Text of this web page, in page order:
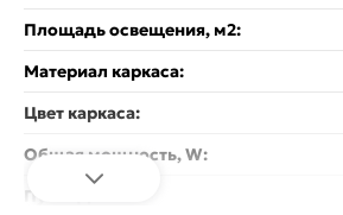
Площадь освещения, м2:
Материал каркаса:
Цвет каркаса:
Общая мощность, W:
Пульт ДУ: